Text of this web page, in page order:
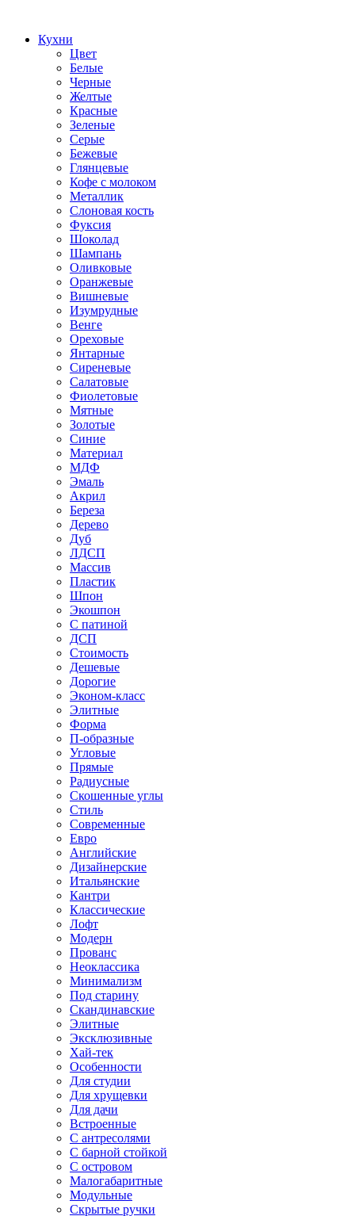
Кухни
Цвет
Белые
Черные
Желтые
Красные
Зеленые
Серые
Бежевые
Глянцевые
Кофе с молоком
Металлик
Слоновая кость
Фуксия
Шоколад
Шампань
Оливковые
Оранжевые
Вишневые
Изумрудные
Венге
Ореховые
Янтарные
Сиреневые
Салатовые
Фиолетовые
Мятные
Золотые
Синие
Материал
МДФ
Эмаль
Акрил
Береза
Дерево
Дуб
ЛДСП
Массив
Пластик
Шпон
Экошпон
С патиной
ДСП
Стоимость
Дешевые
Дорогие
Эконом-класс
Элитные
Форма
П-образные
Угловые
Прямые
Радиусные
Скошенные углы
Стиль
Современные
Евро
Английские
Дизайнерские
Итальянские
Кантри
Классические
Лофт
Модерн
Прованс
Неоклассика
Минимализм
Под старину
Скандинавские
Элитные
Эксклюзивные
Хай-тек
Особенности
Для студии
Для хрущевки
Для дачи
Встроенные
С антресолями
С барной стойкой
С островом
Малогабаритные
Модульные
Скрытые ручки